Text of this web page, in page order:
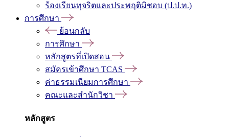
ร้องเรียนทุจริตและประพฤติมิชอบ (ป.ป.ท.)
การศึกษา
ย้อนกลับ
การศึกษา
หลักสูตรที่เปิดสอน
สมัครเข้าศึกษา TCAS
ค่าธรรมเนียมการศึกษา
คณะและสำนักวิชา
หลักสูตร